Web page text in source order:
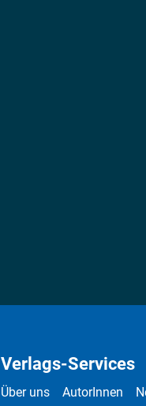
Verlags-Services
Über uns AutorInnen